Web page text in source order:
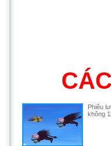
Phiêu
không